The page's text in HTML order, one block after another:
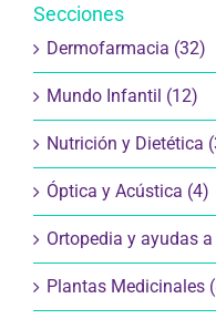
Secciones
Dermofarmacia (32)
Mundo Infantil (12)
Nutrición y Dietética
Óptica y Acústica (4)
Ortopedia y ayudas
Plantas Medicinales